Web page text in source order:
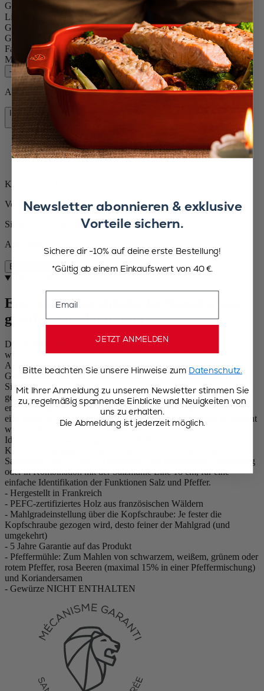
Gewürz
Line
Größe
Gewürz
Pfeffer
Farbe
Carbone & Alu
Menge
– +
Auf Lager und bereit, zu Ihnen nach Hause geliefert zu werden.
In den Warenkorb
Kostenlose Lieferung bei Einkäufen über 50 €
Kostenlose Rücksendungen
Versand innerhalb von 24 bis 48 Stunden
Sichere Zahlung
Auf Lager
Beschreibung
Eine markante stilistische Signatur aus
geriffeltem Aluminium
Die Pfeffermühle Line 22 cm mit ihrem zeitgenössischen Design
wird in Frankreich hergestellt. Der irisierende Farbton ihres
Aluminiumkörpers passt perfekt zur subtil metallisierten
Graphitfarbe ihres Buchenholzdeckels (PEFC-zertifiziertes Holz).
Sie spiegelt auch das Know-how von Peugeot wider: Ihr aus Stahl
gefertigter Mechanismus, der speziell zum Mahlen von Pfeffer
entwickelt wurde, hat 25 Jahre Garantie. Ihre Kopfschraube bietet
eine einfache und effektive Mahlgradeinstellung (je fester er gedreht
wird, desto feiner wird das Pfeffermahlgut).
Ideal für die Verwendung im Duo Pfeffer und Salz bietet sie 2
Kombinationsmöglichkeiten: entweder mit der zugehörigen
Salzmühle Line 22 cm in Aluminium- und Naturbuche-Ausführung
oder in Kombination mit der Salzmühle Line 18 cm, für eine
einfache Identifikation der Funktionen Salz und Pfeffer.
- Hergestellt in Frankreich
- PEFC-zertifiziertes Holz aus französischen Wäldern
- Mahlgradeinstellung über die Kopfschraube: Je fester die
Kopfschraube gezogen wird, desto feiner der Mahlgrad (und
umgekehrt)
- 5 Jahre Garantie auf das Produkt
- Pfeffermühle: Zum Mahlen von schwarzem, weißem, grünem oder
rotem Pfeffer, rosa Beeren (maximal 15% in einer Pfeffermischung)
und Koriandersamen
- Gewürze NICHT ENTHALTEN
Newsletter abonnieren & exklusive
Vorteile sichern.
Sichere dir -10% auf deine erste Bestellung!
*Gültig ab einem Einkaufswert von 40 €.
Email
JETZT ANMELDEN
Bitte beachten Sie unsere Hinweise zum Datenschutz.
Mit Ihrer Anmeldung zu unserem Newsletter stimmen Sie
zu, regelmäßig spannende Einblicke und Neuigkeiten von
uns zu erhalten.
Die Abmeldung ist jederzeit möglich.